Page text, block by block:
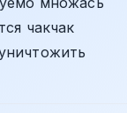
чакчак